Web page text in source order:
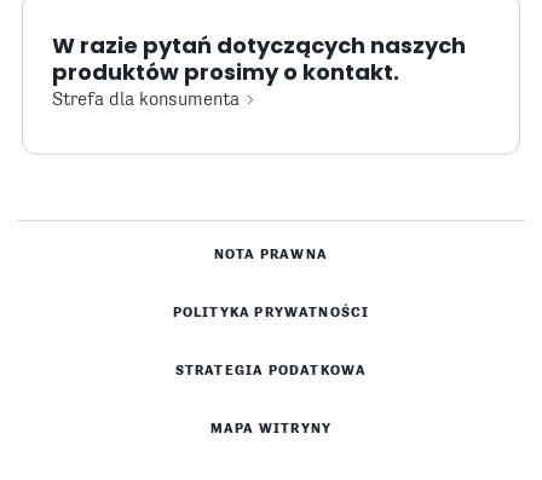
W razie pytań dotyczących naszych
produktów prosimy o kontakt.
Strefa dla konsumenta
NOTA PRAWNA
POLITYKA PRYWATNOŚCI
STRATEGIA PODATKOWA
MAPA WITRYNY